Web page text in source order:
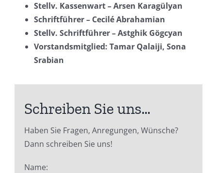
Stellv. Kassenwart – Arsen Karagülyan
Schriftführer – Cecilé Abrahamian
Stellv. Schriftführer – Astghik Gögcyan
Vorstandsmitglied: Tamar Qalaiji, Sona
Srabian
Schreiben Sie uns…
Haben Sie Fragen, Anregungen, Wünsche?
Dann schreiben Sie uns!
Name: